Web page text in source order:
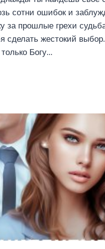
сотни ошибок и
за прошлые грехи
сделать жестокий
Богу…